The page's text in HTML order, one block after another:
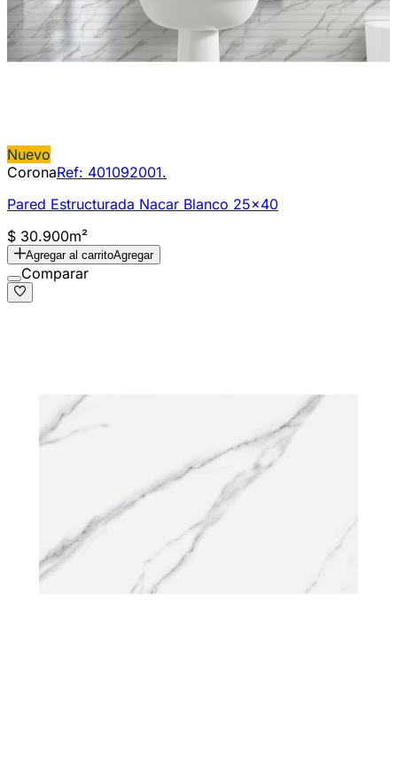
Nuevo
CoronaRef: 401092001.
Pared Estructurada Nacar Blanco 25x40
$ 30.900m²
Agregar al carritoAgregar
Comparar